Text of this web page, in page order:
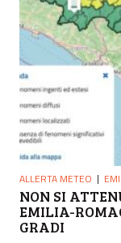
ALLERTA METEO
NON SI
EMILIA-
GRADI